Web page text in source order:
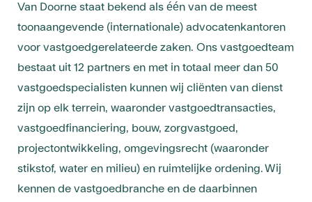
Van Doorne staat bekend als één van de meest
toonaangevende (internationale) advocatenkantoren
voor vastgoedgerelateerde zaken. Ons vastgoedteam
bestaat uit 12 partners en met in totaal meer dan 50
vastgoedspecialisten kunnen wij cliënten van dienst
zijn op elk terrein, waaronder vastgoedtransacties,
vastgoedfinanciering, bouw, zorgvastgoed,
projectontwikkeling, omgevingsrecht (waaronder
stikstof, water en milieu) en ruimtelijke ordening. Wij
kennen de vastgoedbranche en de daarbinnen